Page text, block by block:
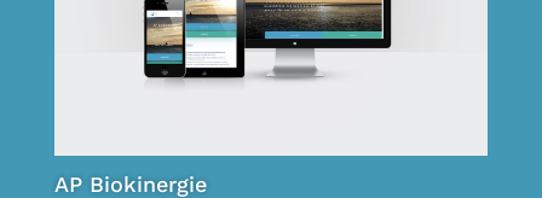
AP Biokinergie